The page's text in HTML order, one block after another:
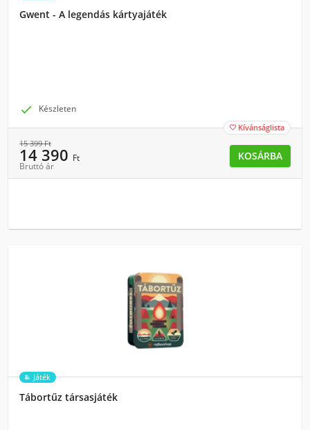
Gwent - A legendás kártyajáték
 Készleten
 Kívánságlista
15 399Ft
14 390 Ft
Bruttó ár
KOSÁRBA
Játék
Tábortűz társasjáték